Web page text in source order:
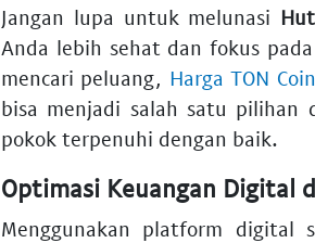
Jangan lupa untuk melunasi
Anda lebih sehat dan fokus
mencari peluang, Harga TON
bisa menjadi salah satu pilihan
pokok terpenuhi dengan baik.
Optimasi Keuangan Digital
Menggunakan platform digital